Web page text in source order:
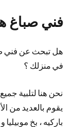
فني صباغ
هل تبحث عن فني
في منزلك ؟
نحن هنا لتلبية
يقوم بالعديد من
باركيه ، بخ